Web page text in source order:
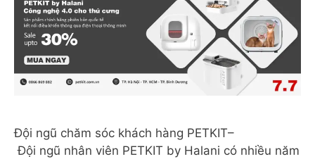
Đội ngũ chăm sóc khách hàng PETKIT–
Đội ngũ nhân viên PETKIT by Halani có nhiều năm